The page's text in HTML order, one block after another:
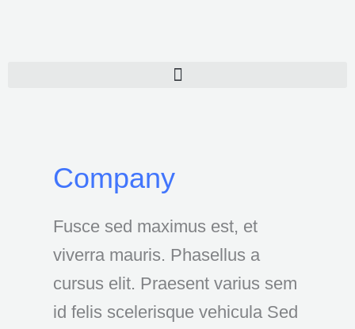
Company
Fusce sed maximus est, et
viverra mauris. Phasellus a
cursus elit. Praesent varius sem
id felis scelerisque vehicula Sed